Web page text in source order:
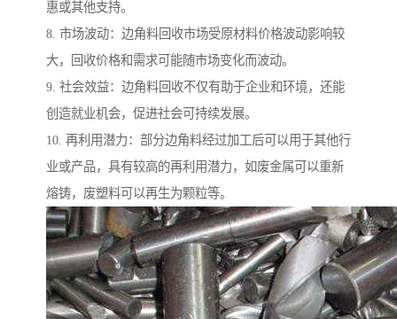
惠或其他支持。
8. 市场波动：边角料回收市场受原材料价格波动影响较
大，回收价格和需求可能随市场变化而波动。
9. 社会效益：边角料回收不仅有助于企业和环境，还能
创造就业机会，促进社会可持续发展。
10. 再利用潜力：部分边角料经过加工后可以用于其他行
业或产品，具有较高的再利用潜力，如废金属可以重新
熔铸，废塑料可以再生为颗粒等。